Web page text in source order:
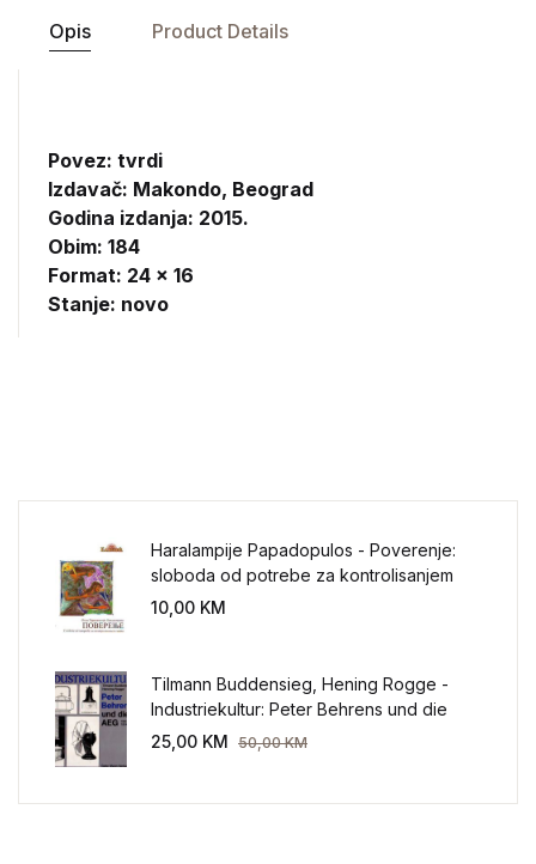
Opis Product Details
Povez: tvrdi
Izdavač: Makondo, Beograd
Godina izdanja: 2015.
Obim: 184
Format: 24 x 16
Stanje: novo
Haralampije Papadopulos - Poverenje:
sloboda od potrebe za kontrolisanjem
sveta
10,00 KM
Tilmann Buddensieg, Hening Rogge -
Industriekultur: Peter Behrens und die
AEG 1907-1914.
25,00 KM 50,00KM